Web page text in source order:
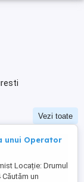
Vezi toate
unui Operator
Locație: Drumul
un